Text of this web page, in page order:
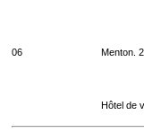
06 Menton.
Hôtel de